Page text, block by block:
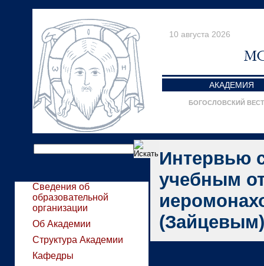
10 августа 2026
АКАДЕМИЯ
БОГОСЛОВСКИЙ
Сведения об
образовательной
организации
Об Академии
Структура Академии
Кафедры
Интервью
учебным
(Зайцевым)